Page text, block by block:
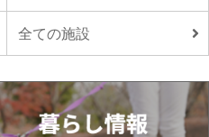
全ての施設